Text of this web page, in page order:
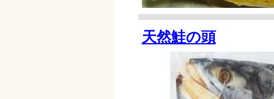
天然鮭の頭